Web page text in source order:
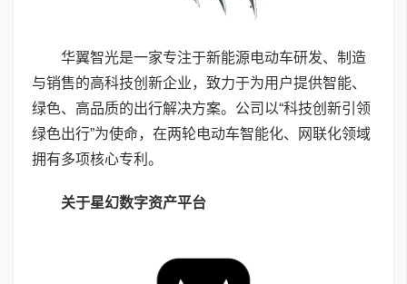
华翼智光是一家专注于新能源电动车研发、制造
与销售的高科技创新企业，致力于为用户提供智能、
绿色、高品质的出行解决方案。公司以“科技创新引领
绿色出行”为使命，在两轮电动车智能化、网联化领域
拥有多项核心专利。
关于星幻数字资产平台